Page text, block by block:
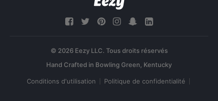
© 2026 Eezy LLC. Tous droits réservés
Conditions d'utilisation Politique de confidentialité